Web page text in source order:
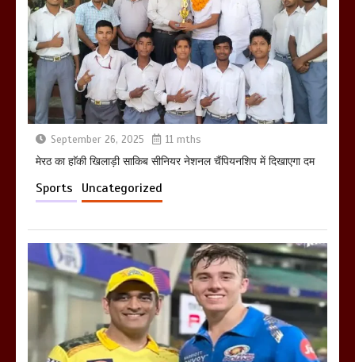
होलिका रखने पर लात मार कर होलिका को किया
तहस नहस,मोहल्ले वालों के साथ की गई गाली
गलोच ,कहा अगर रखी गई होली तो होगा खून
खराबा,
March 11, 2025
September 26, 2025 11 mths
मेरठ का हाॅकी खिलाड़ी साकिब सीनियर नेशनल चैंपियनशिप में दिखाएगा दम
Sports Uncategorized